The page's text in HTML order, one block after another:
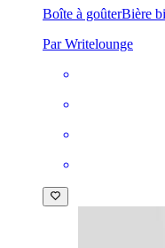
Boîte à goûterBière
Par Writelounge